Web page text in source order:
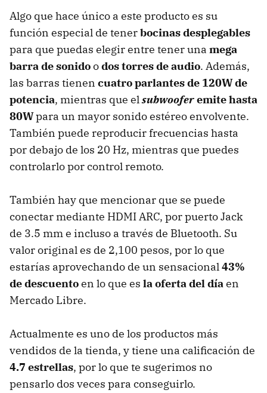
Algo que hace único a este producto es su
función especial de tenerbocinas desplegables
para que puedas elegir entre tener una mega
barra de sonidoodos torres de audio. Además,
las barras tienen cuatro parlantes de 120W de
potencia, mientras que elsubwooferemite hasta
80Wpara un mayor sonido estéreo envolvente.
También puede reproducir frecuencias hasta
por debajo de los 20 Hz, mientras que puedes
controlarlo por control remoto.
También hay que mencionar que se puede
conectar mediante HDMI ARC, por puerto Jack
de 3.5 mm e incluso a través de Bluetooth. Su
valor original es de 2,100 pesos, por lo que
estarías aprovechando de un sensacional43%
de descuentoen lo que es la oferta del díaen
Mercado Libre.
Actualmente es uno de los productos más
vendidos de la tienda, y tiene una calificación de
4.7 estrellas, por lo que te sugerimos no
pensarlo dos veces para conseguirlo.